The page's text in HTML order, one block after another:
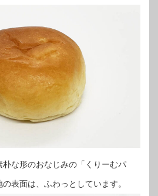
な形のおなじみの「くりーむパ
表面は、ふわっとしています。